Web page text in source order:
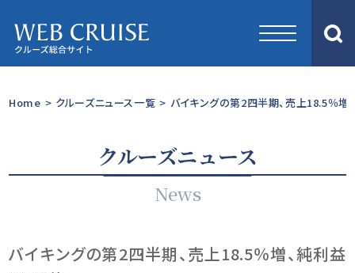
Home > クルーズニュース一覧 > バイキングの第2四半期、売上18.5％増
クルーズニュース
News
バイキングの第2四半期、売上18.5％増、純利益